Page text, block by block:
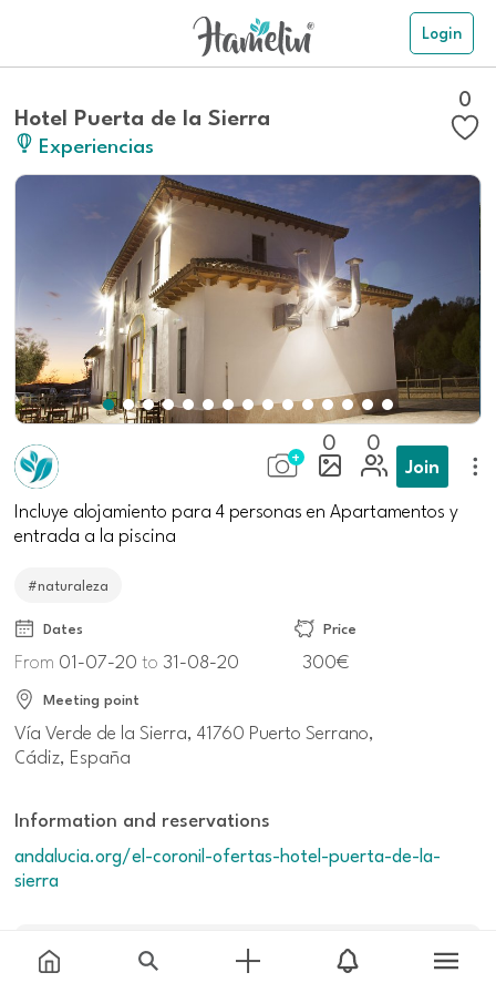
Login
Hotel Puerta de la Sierra
Experiencias
0
0 0
Join
Incluye alojamiento para 4 personas en Apartamentos y
entrada a la piscina
#naturaleza
Dates
From 01-07-20to 31-08-20
Price
300€
Meeting point
Vía Verde de la Sierra, 41760 Puerto Serrano,
Cádiz, España
Information and reservations
andalucia.org/el-coronil-ofertas-hotel-puerta-de-la-
sierra
Additional information